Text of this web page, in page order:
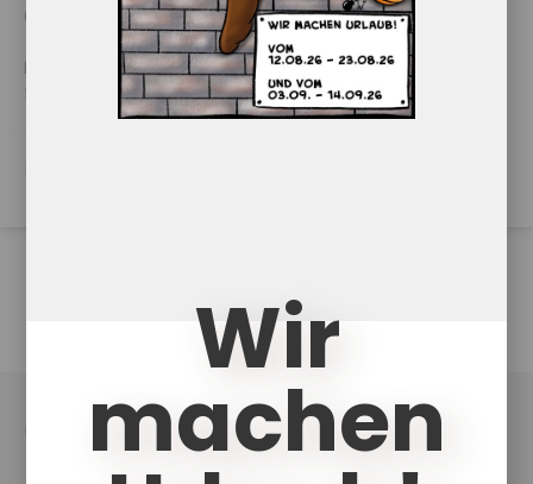
Ordner zur Dokumentation
Druckvorlage zur Erstellung eines Dokumentationsordners
für die Beobachtung von herausforderndem Verhalten.
UKCouch
Wir
machen